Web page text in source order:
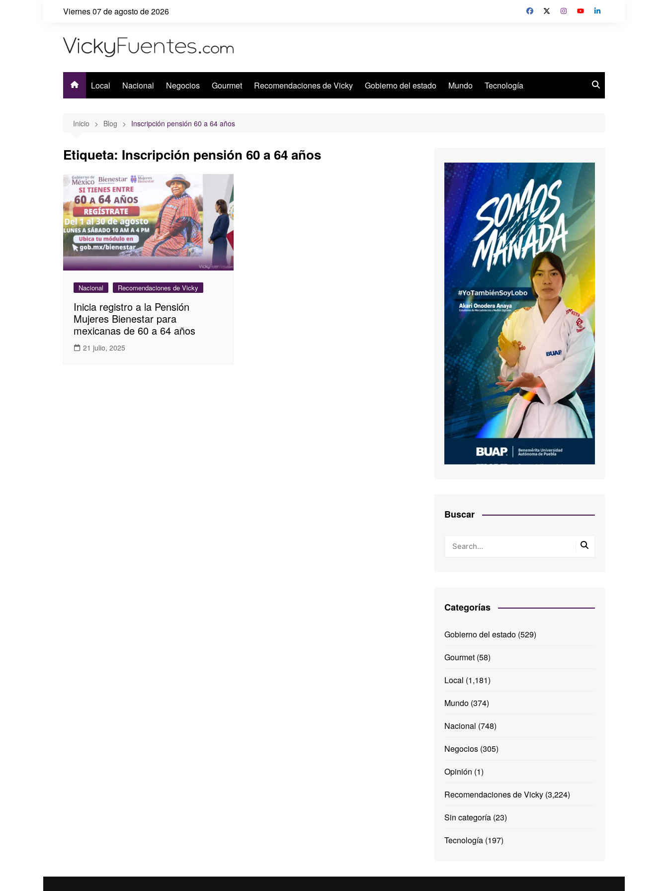
Viernes 07 de agosto de 2026
Local Nacional Negocios Gourmet Recomendaciones de Vicky Gobierno del estado Mundo Tecnología
Inicio Blog Inscripción pensión 60 a 64 años
Etiqueta: Inscripción pensión 60 a 64 años
Nacional Recomendaciones de Vicky
Inicia registro a la Pensión
Mujeres Bienestar para
mexicanas de 60 a 64 años
21 julio, 2025
Buscar
Categorías
Gobierno del estado(529)
Gourmet(58)
Local (1,181)
Mundo(374)
Nacional (748)
Negocios(305)
Opinión (1)
Recomendaciones de Vicky(3,224)
Sin categoría(23)
Tecnología(197)